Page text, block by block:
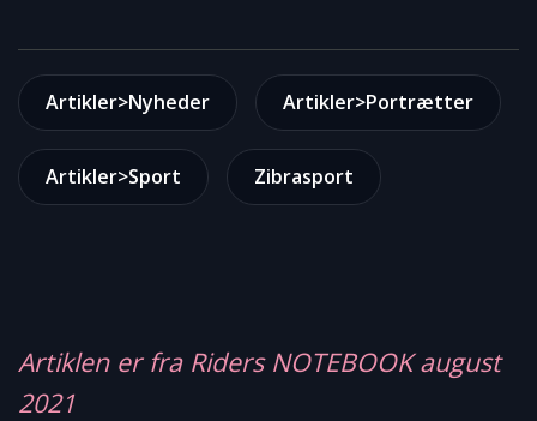
Artikler>Nyheder Artikler>Portrætter
Artikler>Sport Zibrasport
Artiklen er fra Riders NOTEBOOK august
2021